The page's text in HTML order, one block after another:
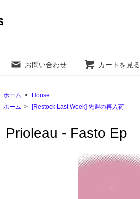
お問い合わせ カートを見る
ホーム >
House
ホーム > [Restock Last Week] 先週の再入荷
Prioleau - Fasto Ep